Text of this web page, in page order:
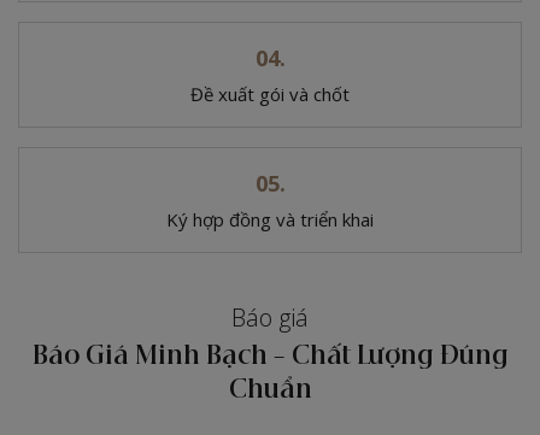
Đề xuất gói và chốt
Ký hợp đồng và triển khai
Báo giá
Báo Giá Minh Bạch - Chất Lượng Đúng
Chuẩn